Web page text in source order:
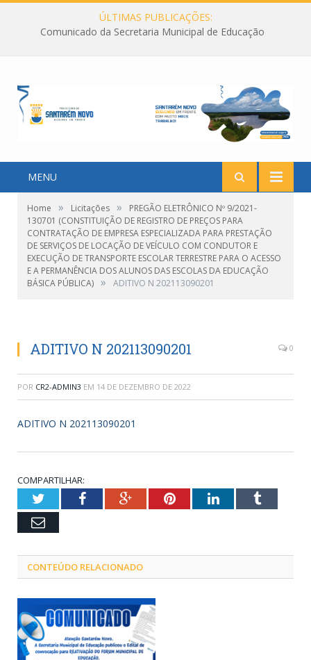
ÚLTIMAS PUBLICAÇÕES:
Comunicado da Secretaria Municipal de Educação
MENU
Home » Licitações »
PREGÃO ELETRÔNICO Nº 9/2021-
130701 (CONSTITUIÇÃO DE REGISTRO DE PREÇOS PARA
CONTRATAÇÃO DE EMPRESA ESPECIALIZADA PARA PRESTAÇÃO
DE SERVIÇOS DE LOCAÇÃO DE VEÍCULO COM CONDUTOR E
EXECUÇÃO DE TRANSPORTE ESCOLAR TERRESTRE PARA O ACESSO
E A PERMANÊNCIA DOS ALUNOS DAS ESCOLAS DA EDUCAÇÃO
BÁSICA PÚBLICA) » ADITIVO N 202113090201
ADITIVO N 202113090201 0
POR CR2-ADMIN3 EM 14 DE DEZEMBRO DE 2022
ADITIVO N 202113090201
COMPARTILHAR:
TwitterFacebookGoogle+PinterestLinkedInTumblr
Email
CONTEÚDO RELACIONADO